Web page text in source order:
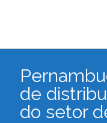
de
do setor